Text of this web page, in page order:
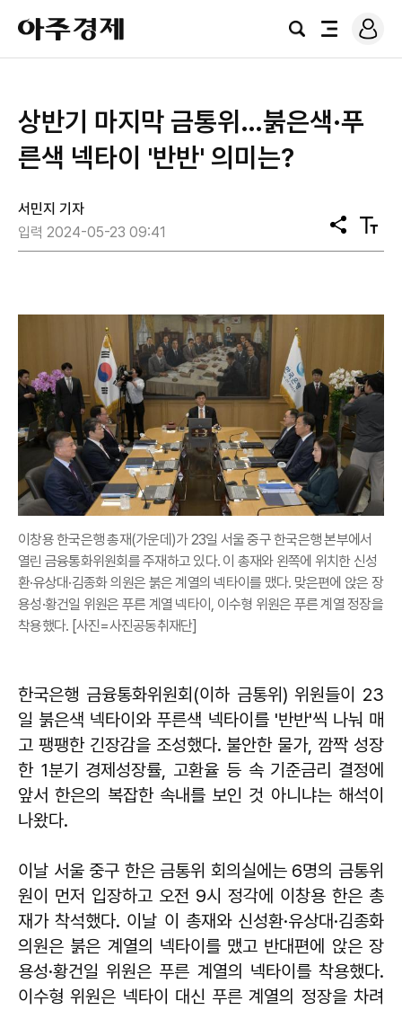
아
주
경
검
전
로
그
상반기 마지막 금통위…붉은색·푸
른색 넥타이 '반반' 의미는?
서민지 기자
입력 2024-05-23 09:41
공
유
텍
스
이창용 한국은행 총재(가운데)가 23일 서울 중구 한국은행 본부에서
열린 금융통화위원회를 주재하고 있다. 이 총재와 왼쪽에 위치한 신성
환·유상대·김종화 의원은 붉은 계열의 넥타이를 맸다. 맞은편에 앉은 장
용성·황건일 위원은 푸른 계열 넥타이, 이수형 위원은 푸른 계열 정장을
착용했다. [사진=사진공동취재단]
한국은행 금융통화위원회(이하 금통위) 위원들이 23
일 붉은색 넥타이와 푸른색 넥타이를 '반반'씩 나눠 매
고 팽팽한 긴장감을 조성했다. 불안한 물가, 깜짝 성장
한 1분기 경제성장률, 고환율 등 속 기준금리 결정에
앞서 한은의 복잡한 속내를 보인 것 아니냐는 해석이
나왔다.
이날 서울 중구 한은 금통위 회의실에는 6명의 금통위
원이 먼저 입장하고 오전 9시 정각에 이창용 한은 총
재가 착석했다. 이날 이 총재와 신성환·유상대·김종화
의원은 붉은 계열의 넥타이를 맸고 반대편에 앉은 장
용성·황건일 위원은 푸른 계열의 넥타이를 착용했다.
이수형 위원은 넥타이 대신 푸른 계열의 정장을 차려